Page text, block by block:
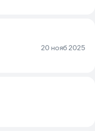
Дата:
20 нояб 2025